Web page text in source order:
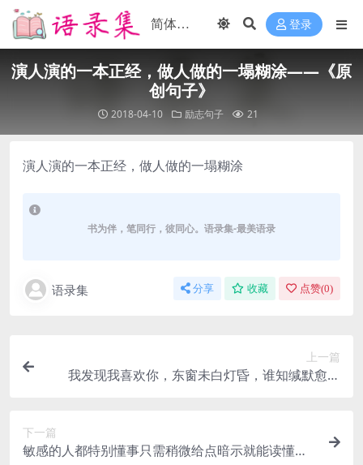
登录
演人演的一本正经，做人做的一塌糊涂——《原
创句子》
2018-04-10 励志句子 21
演人演的一本正经，做人做的一塌糊涂
书为伴，笔同行，彼同心。语录集-最美语录
语录集 分享 收藏 点赞(0)
上一篇
我发现我喜欢你，东窗未白灯昏，谁知缄默愈相
下一篇
敏感的人都特别懂事只需稍微给点暗示就能读懂背